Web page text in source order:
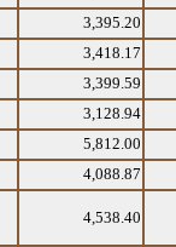
3,395.20
3,418.17
3,399.59
3,128.94
5,812.00
4,088.87
4,538.40